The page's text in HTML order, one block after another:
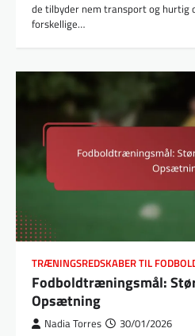
de tilbyder nem transport og hurtig
forskellige…
TRÆNINGSREDSKABER TIL
Fodboldtræningsmål:
Opsætning
Nadia Torres 30/01/2026